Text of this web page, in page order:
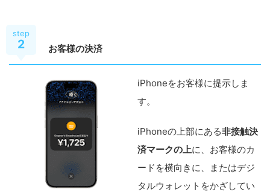
step
2 お客様の決済
iPhoneをお客様に提示しま
す。
iPhoneの上部にある非接触決
済マークの上に、お客様のカ
ードを横向きに、またはデジ
タルウォレットをかざしてい